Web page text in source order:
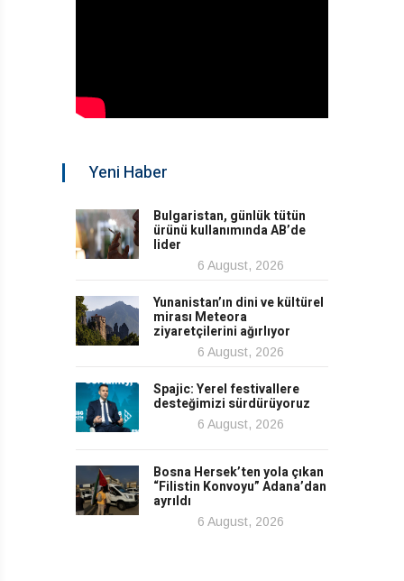
Yeni Haber
Bulgaristan, günlük tütün
ürünü kullanımında AB’de
lider
6 August, 2026
Yunanistan’ın dini ve kültürel
mirası Meteora
ziyaretçilerini ağırlıyor
6 August, 2026
Spajic: Yerel festivallere
desteğimizi sürdürüyoruz
6 August, 2026
Bosna Hersek’ten yola çıkan
“Filistin Konvoyu” Adana’dan
ayrıldı
6 August, 2026